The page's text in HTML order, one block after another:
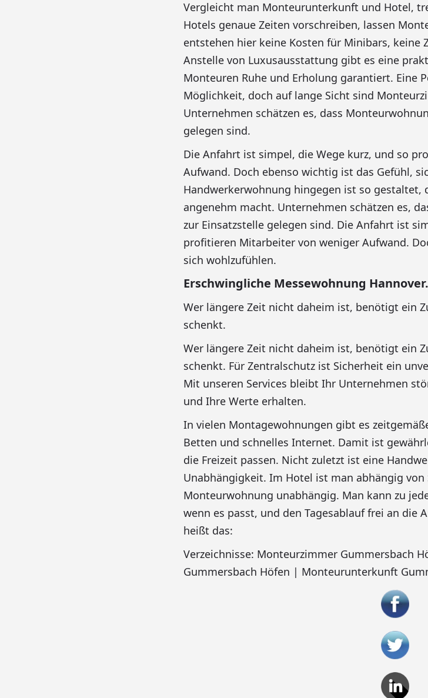
Vergleicht man Monteurunterkunft und Hotel,
Hotels genaue Zeiten vorschreiben, lassen
entstehen hier keine Kosten für Minibars, keine
Anstelle von Luxusausstattung gibt es eine
Monteuren Ruhe und Erholung garantiert. Eine
Möglichkeit, doch auf lange Sicht sind
Unternehmen schätzen es, dass
gelegen sind.
Die Anfahrt ist simpel, die Wege kurz, und so
Aufwand. Doch ebenso wichtig ist das Gefühl,
Handwerkerwohnung hingegen ist so gestaltet,
angenehm macht. Unternehmen schätzen es,
zur Einsatzstelle gelegen sind. Die Anfahrt ist
profitieren Mitarbeiter von weniger Aufwand.
sich wohlzufühlen.
Erschwingliche Messewohnung Hannover.
Wer längere Zeit nicht daheim ist, benötigt ein
schenkt.
Wer längere Zeit nicht daheim ist, benötigt ein
schenkt. Für Zentralschutz ist Sicherheit ein
Mit unseren Services bleibt Ihr Unternehmen
und Ihre Werte erhalten.
In vielen Montagewohnungen gibt es
Betten und schnelles Internet. Damit ist
die Freizeit passen. Nicht zuletzt ist eine
Unabhängigkeit. Im Hotel ist man abhängig von
Monteurwohnung unabhängig. Man kann zu
wenn es passt, und den Tagesablauf frei an die
heißt das:
Verzeichnisse: Monteurzimmer Gummersbach
Gummersbach Höfen | Monteurunterkunft